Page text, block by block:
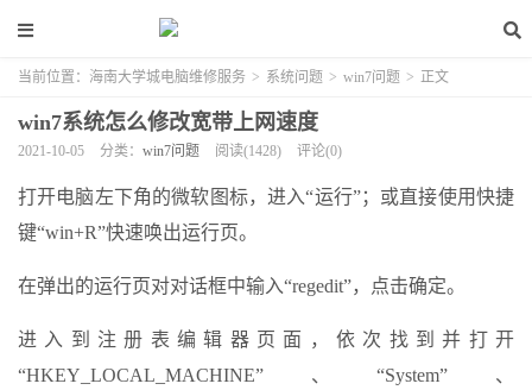
当前位置： 海南大学城电脑维修服务 > 系统问题 > win7问题 > 正文
win7系统怎么修改宽带上网速度
2021-10-05 分类： win7问题 阅读(1428) 评论(0)
打开电脑左下角的微软图标，进入“运行”；或直接使用快捷
键“win+R”快速唤出运行页。
在弹出的运行页对对话框中输入“regedit”，点击确定。
进入到注册表编辑器页面，依次找到并打开
“HKEY_LOCAL_MACHINE”、“System”、